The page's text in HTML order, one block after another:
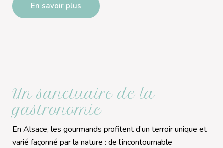
En savoir plus
Un sanctuaire de la
gastronomie
En Alsace, les gourmands profitent d’un terroir unique et
varié façonné par la nature : de l’incontournable